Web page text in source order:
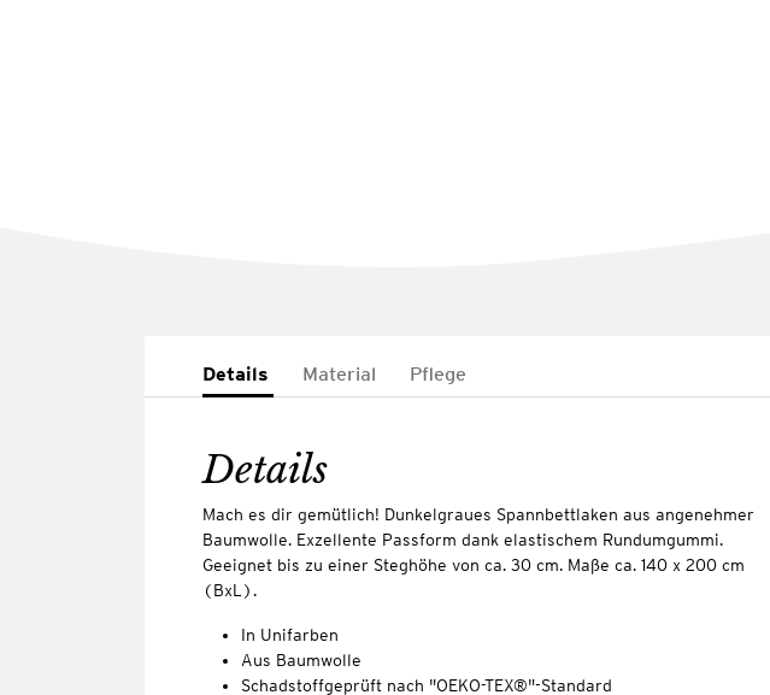
Details Material Pflege
Details
Mach es dir gemütlich! Dunkelgraues Spannbettlaken aus angenehmer
Baumwolle. Exzellente Passform dank elastischem Rundumgummi.
Geeignet bis zu einer Steghöhe von ca. 30 cm. Maße ca. 140 x 200 cm
(BxL).
In Unifarben
Aus Baumwolle
Schadstoffgeprüft nach "OEKO-TEX®"-Standard